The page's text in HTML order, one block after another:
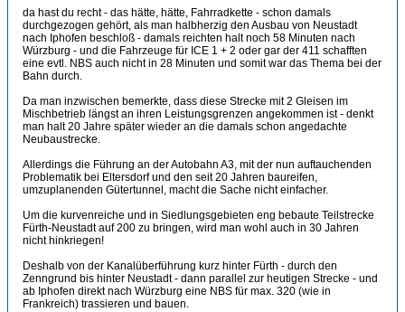
da hast du recht - das hätte, hätte, Fahrradkette - schon damals
durchgezogen gehört, als man halbherzig den Ausbau von Neustadt
nach Iphofen beschloß - damals reichten halt noch 58 Minuten nach
Würzburg - und die Fahrzeuge für ICE 1 + 2 oder gar der 411 schafften
eine evtl. NBS auch nicht in 28 Minuten und somit war das Thema bei der
Bahn durch.
Da man inzwischen bemerkte, dass diese Strecke mit 2 Gleisen im
Mischbetrieb längst an ihren Leistungsgrenzen angekommen ist - denkt
man halt 20 Jahre später wieder an die damals schon angedachte
Neubaustrecke.
Allerdings die Führung an der Autobahn A3, mit der nun auftauchenden
Problematik bei Eltersdorf und den seit 20 Jahren baureifen,
umzuplanenden Gütertunnel, macht die Sache nicht einfacher.
Um die kurvenreiche und in Siedlungsgebieten eng bebaute Teilstrecke
Fürth-Neustadt auf 200 zu bringen, wird man wohl auch in 30 Jahren
nicht hinkriegen!
Deshalb von der Kanalüberführung kurz hinter Fürth - durch den
Zenngrund bis hinter Neustadt - dann parallel zur heutigen Strecke - und
ab Iphofen direkt nach Würzburg eine NBS für max. 320 (wie in
Frankreich) trassieren und bauen.